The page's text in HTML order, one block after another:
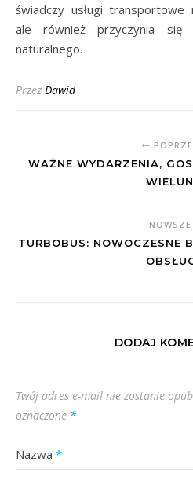
świadczy usługi transportowe
ale również przyczynia się
naturalnego.
Przez Dawid
WAŻNE WYDARZENIA,
NOWSZE
TURBOBUS: NOWOCZESNE
DODAJ
Twój adres e-mail nie zostanie
oznaczone *
Nazwa *